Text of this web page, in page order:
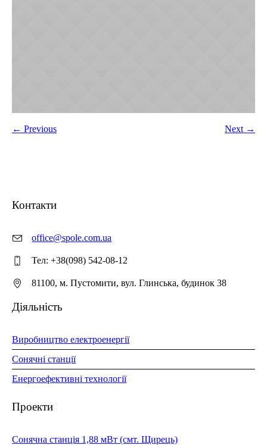
← Previous Next →
Контакти
office@spole.com.ua
Тел: +38(098) 542-08-12
81100, м. Пустомити, вул. Глинська, будинок 38
Діяльність
Виробництво електроенергії
Сонячні станції
Енергоефективні технології
Проекти
Сонячна станція 1,88 мВт (смт. Щирець)